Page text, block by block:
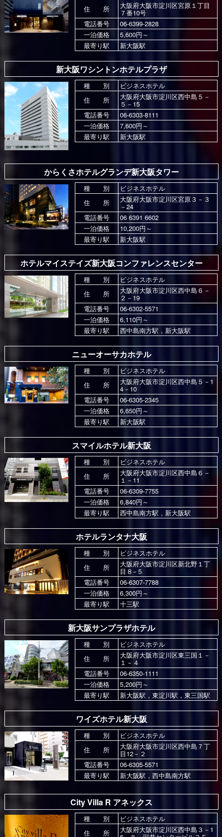
住 所
大阪府大阪市淀川区宮原１丁目
７番10号
電話番号
06-6399-2828
一泊価格
5,600円～
最寄り駅
新大阪駅
新大阪ワシントンホテルプラザ
種 別
ビジネスホテル
住 所
大阪府大阪市淀川区西中島５－
５－15
電話番号
06-6303-8111
一泊価格
7,600円～
最寄り駅
新大阪駅
からくさホテルグランデ新大阪タワー
種 別
ビジネスホテル
住 所
大阪府大阪市淀川区宮原３－３
－24
電話番号
06 6391 6602
一泊価格
10,200円～
最寄り駅
新大阪駅
ホテルマイステイズ新大阪コンファレンスセンター
種 別
ビジネスホテル
住 所
大阪府大阪市淀川区西中島６－
２－19
電話番号
06-6302-5571
一泊価格
6,110円～
最寄り駅
西中島南方駅，新大阪駅
ニューオーサカホテル
種 別
ビジネスホテル
住 所
大阪府大阪市淀川区西中島５－1
4－10
電話番号
06-6305-2345
一泊価格
6,650円～
最寄り駅
新大阪駅
スマイルホテル新大阪
種 別
ビジネスホテル
住 所
大阪府大阪市淀川区西中島６－
１－11
電話番号
06-6309-7755
一泊価格
6,840円～
最寄り駅
西中島南方駅，新大阪駅
ホテルランタナ大阪
種 別
ビジネスホテル
住 所
大阪府大阪市淀川区新北野１丁
目８−５
電話番号
06-6307-7788
一泊価格
6,300円～
最寄り駅
十三駅
新大阪サンプラザホテル
種 別
ビジネスホテル
住 所
大阪府大阪市淀川区東三国１－
１－４
電話番号
06-6350-1111
一泊価格
5,200円～
最寄り駅
新大阪駅，東淀川駅，東三国駅
ワイズホテル新大阪
種 別
ビジネスホテル
住 所
大阪府大阪市淀川区西中島７丁
目12－２
電話番号
06-6305-5571
最寄り駅
新大阪駅，西中島南方駅
City Villa R アネックス
種 別
ビジネスホテル
住 所
大阪府大阪市淀川区西中島３－1